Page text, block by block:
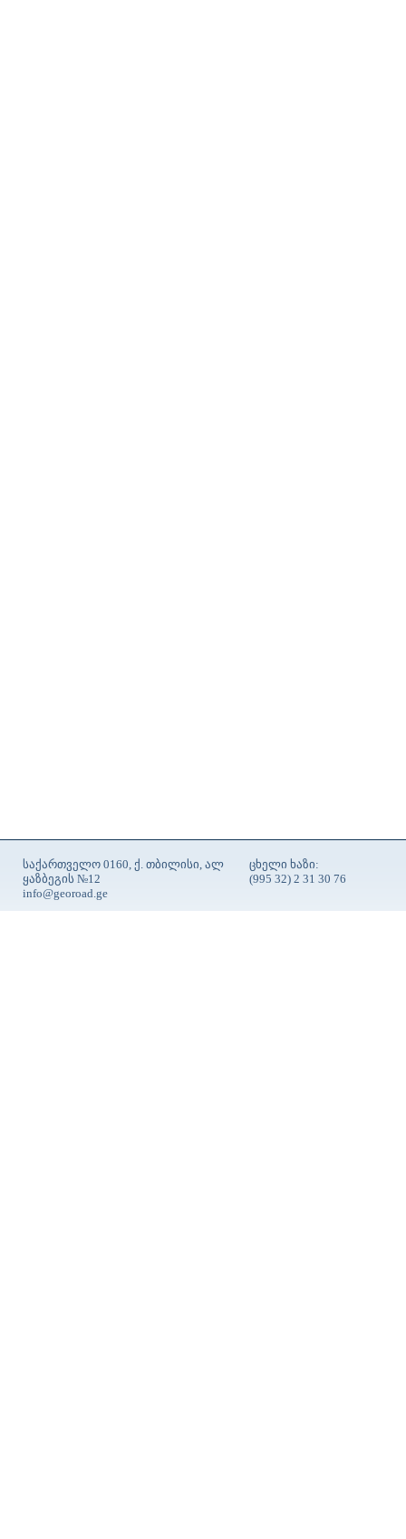
საქართველო 0160, ქ. თბილისი, ალ
ყაზბეგის №12
info@georoad.ge
ცხელი ხაზი:
(995 32) 2 31 30 76